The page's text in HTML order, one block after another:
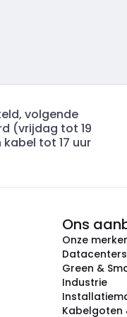
volgende
(vrijdag tot 19
tot 17 uur
Ons
Onze
Datacenters
Green &
Industrie
Kabelgoten